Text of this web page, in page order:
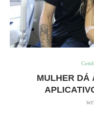
MULHER DÁ